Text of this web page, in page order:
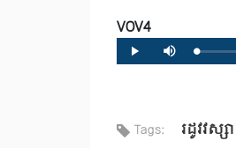
VOV4
Play Mute Loaded:
0%
Progress:
0%
Tags: រដូវវស្